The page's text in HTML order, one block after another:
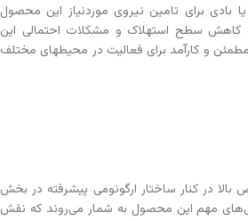
بادی برای تامین نیروی موردنیاز این محصول
سطح استهلاک و مشکلات احتمالی این
و کارآمد برای فعالیت در محیطهای مختلف
بالا در کنار ساختار ارگونومی پیشرفته در بخش
مهم این محصول به شمار می‌روند که نقش